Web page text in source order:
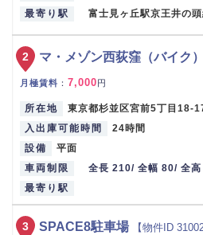
最寄り駅
富士見ヶ丘駅京王井の
マ・メゾン西荻窪（バイク）
月極賃料 ： 7,000 円
所在地
東京都杉並区宮前5丁目18-
入出庫可能時間
24時間
設備
平面
車両制限
全長 210/ 全幅 80/ 全
最寄り駅
2
SPACE8駐車場 【物件ID
3